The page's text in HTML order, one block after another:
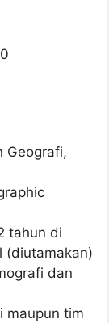
Geografi,
tahun di
(diutamakan)
dan
maupun tim